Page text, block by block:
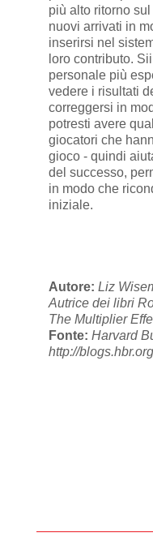
più alto ritorno
nuovi arrivati in
inserirsi nel
loro contributo.
personale più
vedere i risultati
correggersi in
potresti avere
giocatori che
gioco - quindi
del successo,
in modo che
iniziale.
Autore: Liz
Autrice dei libri
The Multiplier
Fonte: Harvard
http://blogs.hbr.org